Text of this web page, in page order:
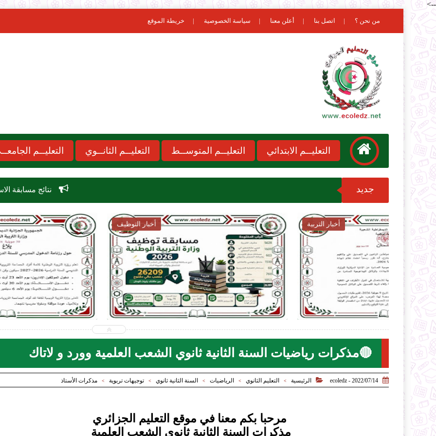
-->
من نحن ؟ اتصل بنا أعلن معنا سياسة الخصوصية خريطة الموقع
التعليــم الابتدائي التعليــم المتوســط التعليــم الثانــوي التعليــم
جديد نتائج مسابقة الاساتذة 2026 concours onec dz
أخبار التوظيف
2026-07-28
ecoledz.net
أخبار التربية
2026-07-28
ecoledz.net
التربية
🔴مذكرات رياضيات السنة الثانية ثانوي الشعب العلمية وورد و لاتاك

2022/07/14 - ecoledz
 الرئيسية > التعليم الثانوي > الرياضيات > السنة الثانية ثانوي > توجيهات تربوية > مذكرات الأستاذ
مرحبا بكم معنا في موقع التعليم الجزائري
مذكرات السنة الثانية ثانوي الشعب العلمية